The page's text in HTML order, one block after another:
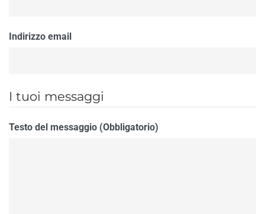
Indirizzo email
I tuoi messaggi
Testo del messaggio (Obbligatorio)